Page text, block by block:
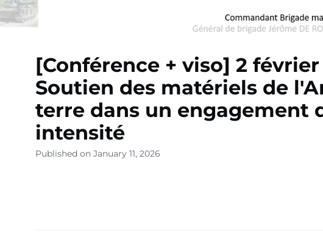
[Conférence + viso] 2 février
Soutien des matériels de
terre dans un engagement
intensité
Published on January 11, 2026